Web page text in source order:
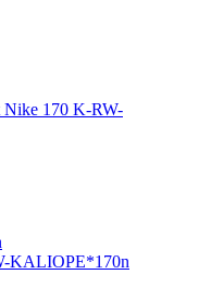
Nike 170 K-RW-
KALIOPE*170n